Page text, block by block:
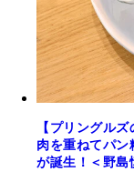
【プリングル
肉を重ねてパ
が誕生！＜野島